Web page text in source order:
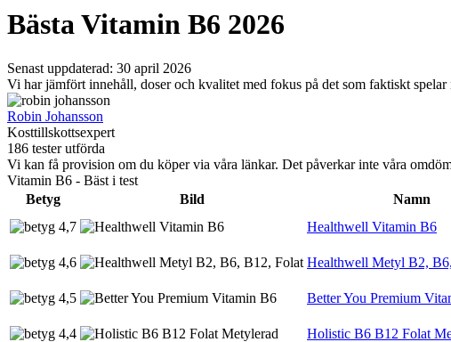
Bästa Vitamin B6 2026
Senast uppdaterad: 30 april 2026
Vi har jämfört innehåll, doser och kvalitet med fokus på det som faktiskt
Robin Johansson
Kosttillskottsexpert
186 tester utförda
Vi kan få provision om du köper via våra länkar. Det påverkar inte våra
Vitamin B6 - Bäst i test
Betyg
Bild Namn
4,7
Healthwell Vitamin B6
4,6 Healthwell Metyl B2,
4,5 Better You Premium
4,4 Holistic B6 B12 Folat